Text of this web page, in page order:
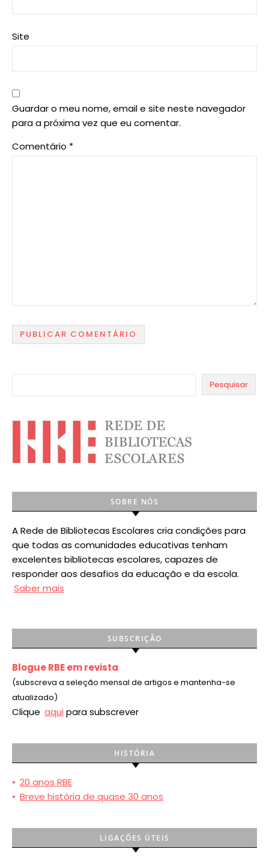
Site
Guardar o meu nome, email e site neste navegador
para a próxima vez que eu comentar.
Comentário *
Pesquisar
SOBRE NÓS
A Rede de Bibliotecas Escolares cria condições para
que todas as comunidades educativas tenham
excelentes bibliotecas escolares, capazes de
responder aos desafios da educação e da escola.
Saber mais
SUBSCRIÇÃO
Blogue RBE em revista
(subscreva a seleção mensal de artigos e mantenha-se
atualizado)
Clique aqui para subscrever
HISTÓRIA
• 20 anos RBE
• Breve história de quase 30 anos
LIGAÇÕES ÚTEIS